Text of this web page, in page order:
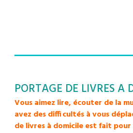
PORTAGE DE LIVRES A
Vous aimez lire, écouter de la
avez des difficultés à vous
de livres à domicile est fait pour